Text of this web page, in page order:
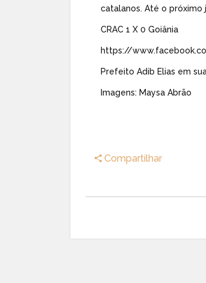
catalanos. Até o próximo
CRAC 1 X 0 Goiânia
https://
Prefeito Adib Elias em
Imagens: Maysa Abrão
Compartilhar